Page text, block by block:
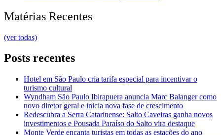
Matérias Recentes
(ver todas)
Posts recentes
Hotel em São Paulo cria tarifa especial para incentivar o
turismo cultural
Wyndham São Paulo Ibirapuera anuncia Marc Balanger como
novo diretor geral e inicia nova fase de crescimento
Redescubra a Serra Catarinense: Salto Caveiras ganha novos
investimentos e Pousada Paraíso do Salto vira destaque
Monte Verde encanta turistas em todas as estações do ano